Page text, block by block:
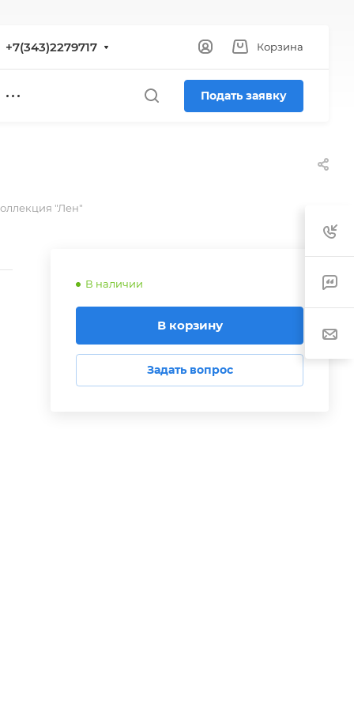
+7(343)2279717 Корзина
Подать заявку
"Лен"
В наличии
В корзину
Задать вопрос